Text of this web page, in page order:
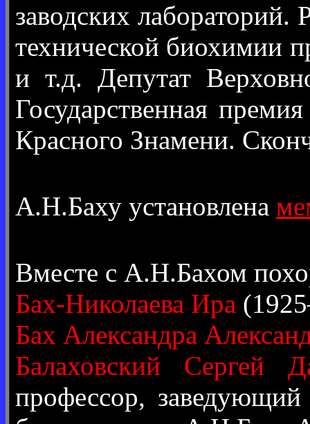
заводских лабораторий.
технической биохимии
и т.д. Депутат
Государственная
Красного Знамени.
А.Н.Баху установлена
Вместе с А.Н.Бахом
Бах-Николаева Ира
Бах Александра
Балаховский Сергей
профессор,